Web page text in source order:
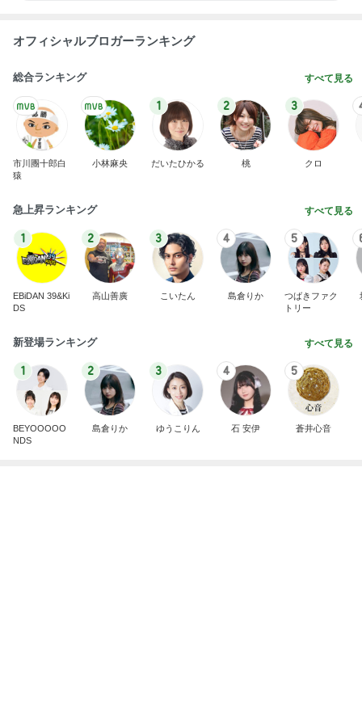
オフィシャルブロガーランキング
総合ランキング すべて見る
市川團十郎白
猿
小林麻央
1
だいたひかる
2
桃
3
クロ
急上昇ランキング すべて見る
1
EBiDAN 39&Ki
DS
2
高山善廣
3
こいたん
4
島倉りか
5
つばきファク
トリー
新登場ランキング すべて見る
1
BEYOOOOO
NDS
2
島倉りか
3
ゆうこりん
4
石 安伊
5
蒼井心音